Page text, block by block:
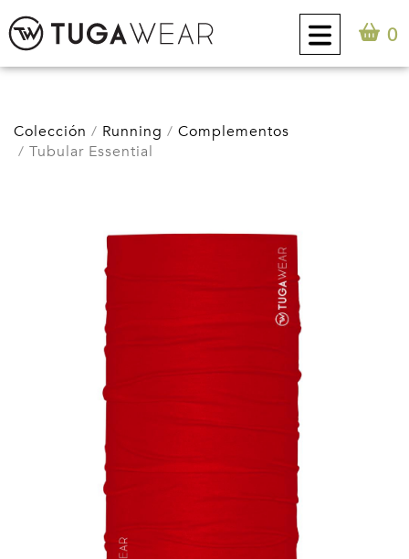
0
COLECCIÓN
CONTACTO
ES
Colección Running
Complementos
Tubular Essential